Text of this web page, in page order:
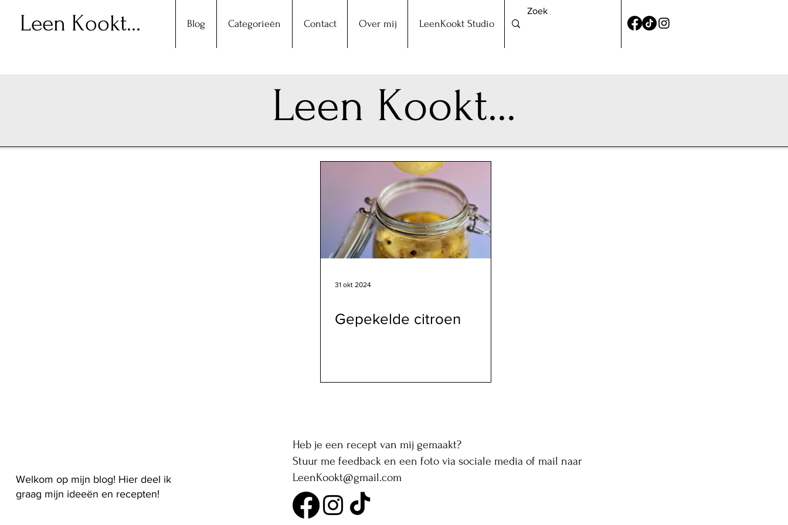
Leen Kookt... Blog Categorieën Contact Over mij LeenKookt Studio
Leen Kookt...
31 okt 2024
Gepekelde citroen
Welkom op mijn blog! Hier deel ik
graag mijn ideeën en recepten!
Heb je een recept van mij gemaakt?
Stuur me feedback en een foto via sociale media of mail naar
LeenKookt@gmail.com